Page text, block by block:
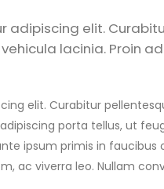
adipiscing elit.
lacinia. Proin
elit. Curabitur
porta tellus, ut
ipsum primis in
ac viverra leo. Nullam